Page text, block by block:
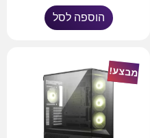
הוספה לסל
מבצע!